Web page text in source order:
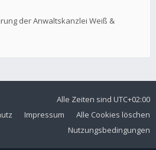
der Anwaltskanzlei Weiß &
Alle Zeiten sind UTC+02:00
Alle Cookies löschen
Impressum
Nutzungsbedingungen